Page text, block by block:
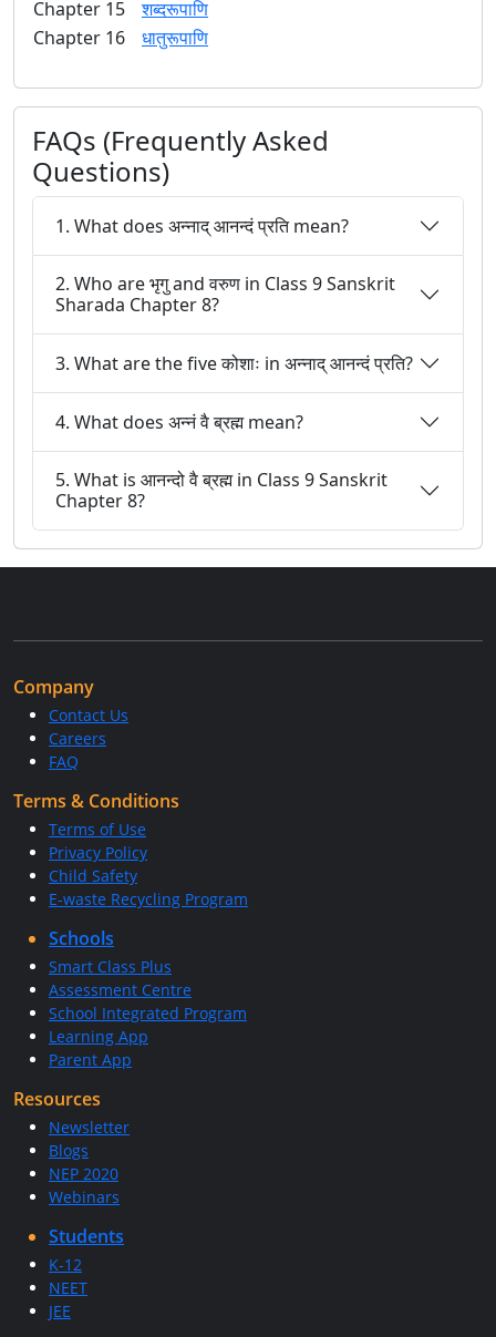
Chapter 15
शब्दरूपाणि
Chapter 16
धातुरूपाणि
FAQs (Frequently Asked
Questions)
1. What does अन्नाद् आनन्दं प्रति mean?
2. Who are भृगु and वरुण in Class 9 Sanskrit
Sharada Chapter 8?
3. What are the five कोशाः in अन्नाद् आनन्दं प्रति?
4. What does अन्नं वै ब्रह्म mean?
5. What is आनन्दो वै ब्रह्म in Class 9 Sanskrit
Chapter 8?
Company
Contact Us
Careers
FAQ
Terms & Conditions
Terms of Use
Privacy Policy
Child Safety
E-waste Recycling Program
Schools
Smart Class Plus
Assessment Centre
School Integrated Program
Learning App
Parent App
Resources
Newsletter
Blogs
NEP 2020
Webinars
Students
K-12
NEET
JEE